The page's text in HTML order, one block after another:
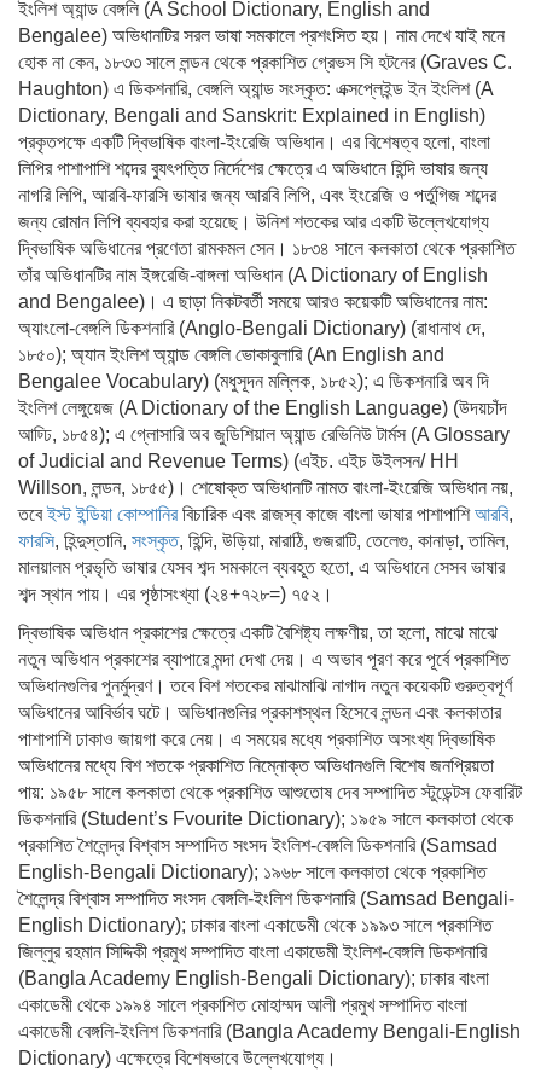
ইংলিশ অ্যান্ড বেঙ্গলি (A School Dictionary, English and
Bengalee) অভিধানটির সরল ভাষা সমকালে প্রশংসিত হয়। নাম দেখে যাই মনে
হোক না কেন, ১৮৩৩ সালে লন্ডন থেকে প্রকাশিত গ্রেভস সি হটনের (Graves C.
Haughton) এ ডিকশনারি, বেঙ্গলি অ্যান্ড সংস্কৃত: এক্সপ্লেইন্ড ইন ইংলিশ (A
Dictionary, Bengali and Sanskrit: Explained in English)
প্রকৃতপক্ষে একটি দ্বিভাষিক বাংলা-ইংরেজি অভিধান। এর বিশেষত্ব হলো, বাংলা
লিপির পাশাপাশি শব্দের ব্যুৎপত্তি নির্দেশের ক্ষেত্রে এ অভিধানে হিন্দি ভাষার জন্য
নাগরি লিপি, আরবি-ফারসি ভাষার জন্য আরবি লিপি, এবং ইংরেজি ও পর্তুগিজ শব্দের
জন্য রোমান লিপি ব্যবহার করা হয়েছে। উনিশ শতকের আর একটি উল্লেখযোগ্য
দ্বিভাষিক অভিধানের প্রণেতা রামকমল সেন। ১৮৩৪ সালে কলকাতা থেকে প্রকাশিত
তাঁর অভিধানটির নাম ইঙ্গরেজি-বাঙ্গলা অভিধান (A Dictionary of English
and Bengalee)। এ ছাড়া নিকটবর্তী সময়ে আরও কয়েকটি অভিধানের নাম:
অ্যাংলো-বেঙ্গলি ডিকশনারি (Anglo-Bengali Dictionary) (রাধানাথ দে,
১৮৫০); অ্যান ইংলিশ অ্যান্ড বেঙ্গলি ভোকাবুলারি (An English and
Bengalee Vocabulary) (মধুসূদন মল্লিক, ১৮৫২); এ ডিকশনারি অব দি
ইংলিশ লেঙ্গুয়েজ (A Dictionary of the English Language) (উদয়চাঁদ
আঢ্ঢি, ১৮৫৪); এ গ্লোসারি অব জুডিশিয়াল অ্যান্ড রেভিনিউ টার্মস (A Glossary
of Judicial and Revenue Terms) (এইচ. এইচ উইলসন/ HH
Willson, লন্ডন, ১৮৫৫)। শেষোক্ত অভিধানটি নামত বাংলা-ইংরেজি অভিধান নয়,
তবেইস্ট ইন্ডিয়া কোম্পানিরবিচারিক এবং রাজস্ব কাজে বাংলা ভাষার পাশাপাশিআরবি,
ফারসি, হিন্দুস্তানি, সংস্কৃত, হিন্দি, উড়িয়া, মারাঠি, গুজরাটি, তেলেগু, কানাড়া, তামিল,
মালয়ালম প্রভৃতি ভাষার যেসব শব্দ সমকালে ব্যবহূত হতো, এ অভিধানে সেসব ভাষার
শব্দ স্থান পায়। এর পৃষ্ঠাসংখ্যা (২৪+৭২৮=) ৭৫২।
দ্বিভাষিক অভিধান প্রকাশের ক্ষেত্রে একটি বৈশিষ্ট্য লক্ষণীয়, তা হলো, মাঝে মাঝে
নতুন অভিধান প্রকাশের ব্যাপারে মন্দা দেখা দেয়। এ অভাব পূরণ করে পূর্বে প্রকাশিত
অভিধানগুলির পুনর্মুদ্রণ। তবে বিশ শতকের মাঝামাঝি নাগাদ নতুন কয়েকটি গুরুত্বপূর্ণ
অভিধানের আবির্ভাব ঘটে। অভিধানগুলির প্রকাশস্থল হিসেবে লন্ডন এবং কলকাতার
পাশাপাশি ঢাকাও জায়গা করে নেয়। এ সময়ের মধ্যে প্রকাশিত অসংখ্য দ্বিভাষিক
অভিধানের মধ্যে বিশ শতকে প্রকাশিত নিম্নোক্ত অভিধানগুলি বিশেষ জনপ্রিয়তা
পায়: ১৯৫৮ সালে কলকাতা থেকে প্রকাশিত আশুতোষ দেব সম্পাদিত স্টুডেন্টস ফেবারিট
ডিকশনারি (Student’s Fvourite Dictionary); ১৯৫৯ সালে কলকাতা থেকে
প্রকাশিত শৈলেন্দ্র বিশ্বাস সম্পাদিত সংসদ ইংলিশ-বেঙ্গলি ডিকশনারি (Samsad
English-Bengali Dictionary); ১৯৬৮ সালে কলকাতা থেকে প্রকাশিত
শৈলেন্দ্র বিশ্বাস সম্পাদিত সংসদ বেঙ্গলি-ইংলিশ ডিকশনারি (Samsad Bengali-
English Dictionary); ঢাকার বাংলা একাডেমী থেকে ১৯৯৩ সালে প্রকাশিত
জিল্লুর রহমান সিদ্দিকী প্রমুখ সম্পাদিত বাংলা একাডেমী ইংলিশ-বেঙ্গলি ডিকশনারি
(Bangla Academy English-Bengali Dictionary); ঢাকার বাংলা
একাডেমী থেকে ১৯৯৪ সালে প্রকাশিত মোহাম্মদ আলী প্রমুখ সম্পাদিত বাংলা
একাডেমী বেঙ্গলি-ইংলিশ ডিকশনারি (Bangla Academy Bengali-English
Dictionary) এক্ষেত্রে বিশেষভাবে উল্লেখযোগ্য।